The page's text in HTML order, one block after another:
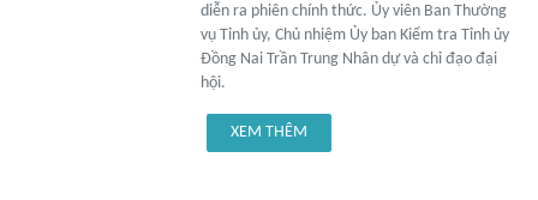
diễn ra phiên chính thức. Ủy viên Ban Thường
vụ Tỉnh ủy, Chủ nhiệm Ủy ban Kiểm tra Tỉnh ủy
Đồng Nai Trần Trung Nhân dự và chỉ đạo đại
hội.
XEM THÊM